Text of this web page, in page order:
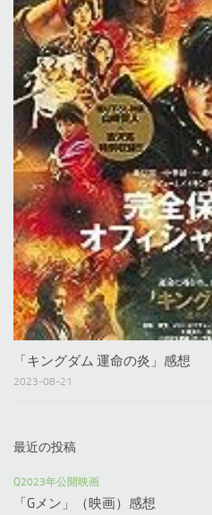
「キングダム 運命の炎」感想
2023-08-21
最近の投稿
Q2023年公開映画
「Gメン」（映画）感想